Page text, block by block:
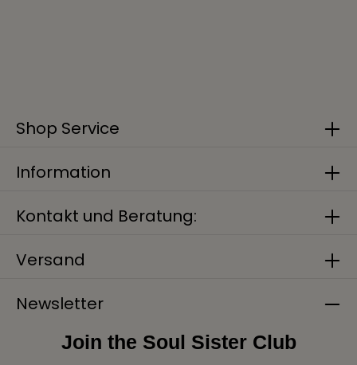
Kontakt und Beratung:
Versand
Newsletter
Join the Soul Sister Club
Shop Service
Information